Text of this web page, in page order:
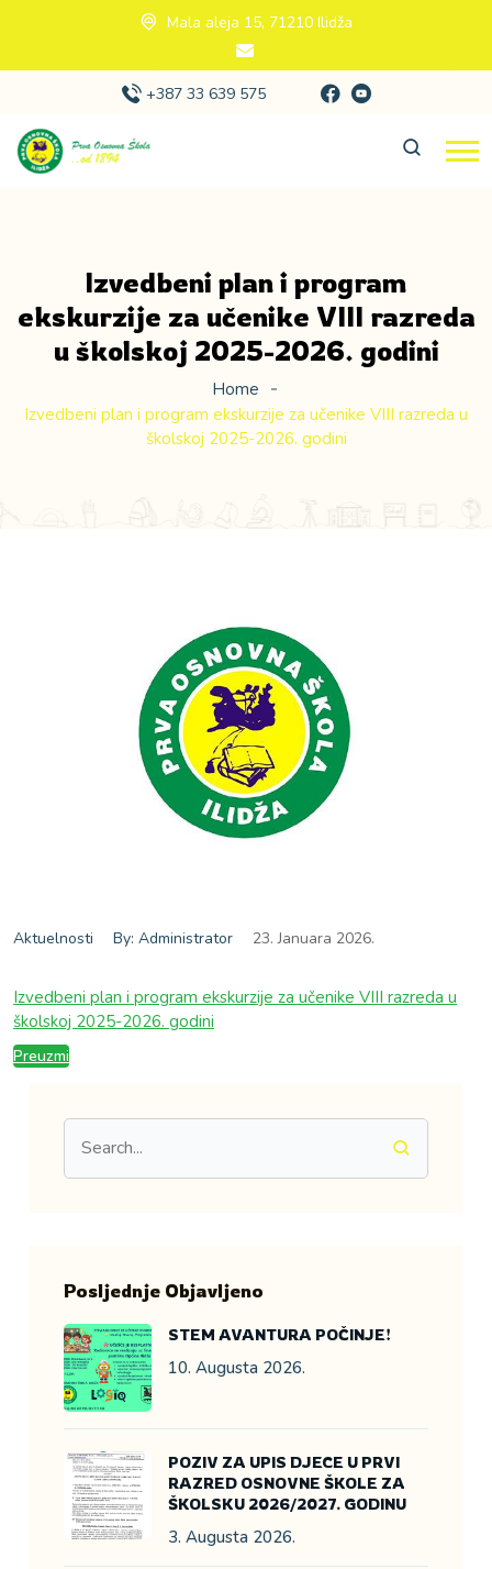
Mala aleja 15, 71210 Ilidža
+387 33 639 575
Izvedbeni plan i program
ekskurzije za učenike VIII razreda
u školskoj 2025-2026. godini
Home
Izvedbeni plan i program ekskurzije za učenike VIII razreda u
školskoj 2025-2026. godini
Aktuelnosti By: Administrator 23. Januara 2026.
Izvedbeni plan i program ekskurzije za učenike VIII razreda u
školskoj 2025-2026. godini
Preuzmi
Posljednje Objavljeno
STEM AVANTURA POČINJE!
10. Augusta 2026.
POZIV ZA UPIS DJECE U PRVI
RAZRED OSNOVNE ŠKOLE ZA
ŠKOLSKU 2026/2027. GODINU
3. Augusta 2026.